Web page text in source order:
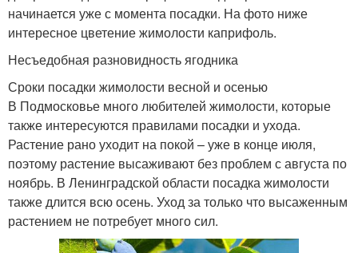
начинается уже с момента посадки. На фото ниже
интересное цветение жимолости каприфоль.
Несъедобная разновидность ягодника
Сроки посадки жимолости весной и осенью
В Подмосковье много любителей жимолости, которые
также интересуются правилами посадки и ухода.
Растение рано уходит на покой – уже в конце июля,
поэтому растение высаживают без проблем с августа по
ноябрь. В Ленинградской области посадка жимолости
также длится всю осень. Уход за только что высаженным
растением не потребует много сил.